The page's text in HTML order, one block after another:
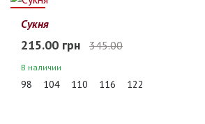
38%
Сукня
215.00 грн 345.00
В наличии
98 104 110 116 122